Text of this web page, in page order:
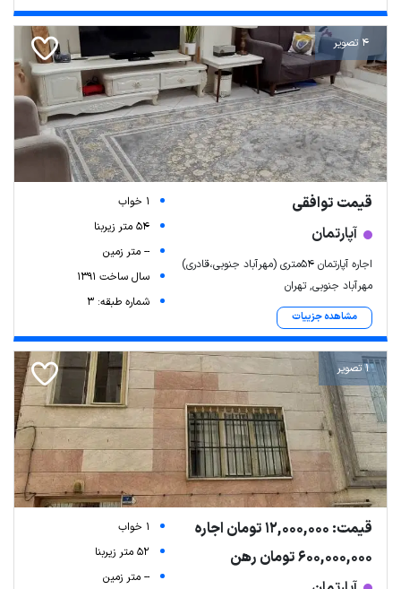
4 تصویر
قیمت توافقی
آپارتمان
اجاره آپارتمان ۵۴متری (مهرآباد جنوبی،قادری)
مهرآباد جنوبی, تهران
مشاهده جزییات
1 خواب
54 متر زیربنا
-- متر زمین
سال ساخت 1391
شماره طبقه: 3
1 تصویر
قیمت: 12,000,000 تومان اجاره
600,000,000 تومان رهن
1 خواب
52 متر زیربنا
-- متر زمین